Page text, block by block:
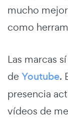
mucho
como
Las marcas
de Youtube.
presencia
vídeos de